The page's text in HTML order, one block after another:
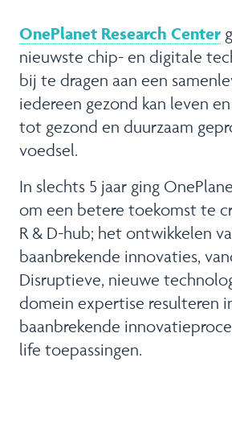
OnePlanet Research Center
nieuwste chip- en digitale
bij te dragen aan een
iedereen gezond kan leven
tot gezond en duurzaam
voedsel.
In slechts 5 jaar ging
om een ​​betere toekomst te
R & D-hub; het ontwikkelen
baanbrekende innovaties,
Disruptieve, nieuwe
domein expertise resulteren
baanbrekende
life toepassingen.